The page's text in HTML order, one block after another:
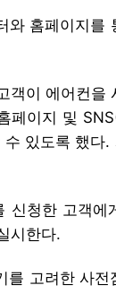
와 홈페이지를
객이 에어컨을
이지 및
있도록 했다.
신청한 고객에
시한다.
고려한 사전